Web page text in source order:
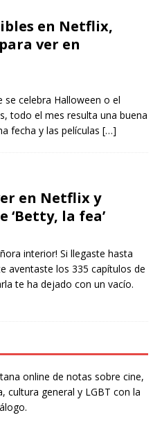
en Netflix,
ver en
se celebra Halloween o el
todo el mes resulta una buena
fecha y las películas […]
en Netflix y
‘Betty, la fea’
interior! Si llegaste hasta
aventaste los 335 capítulos de
te ha dejado con un vacío.
online de notas sobre cine,
cultura general y LGBT con la